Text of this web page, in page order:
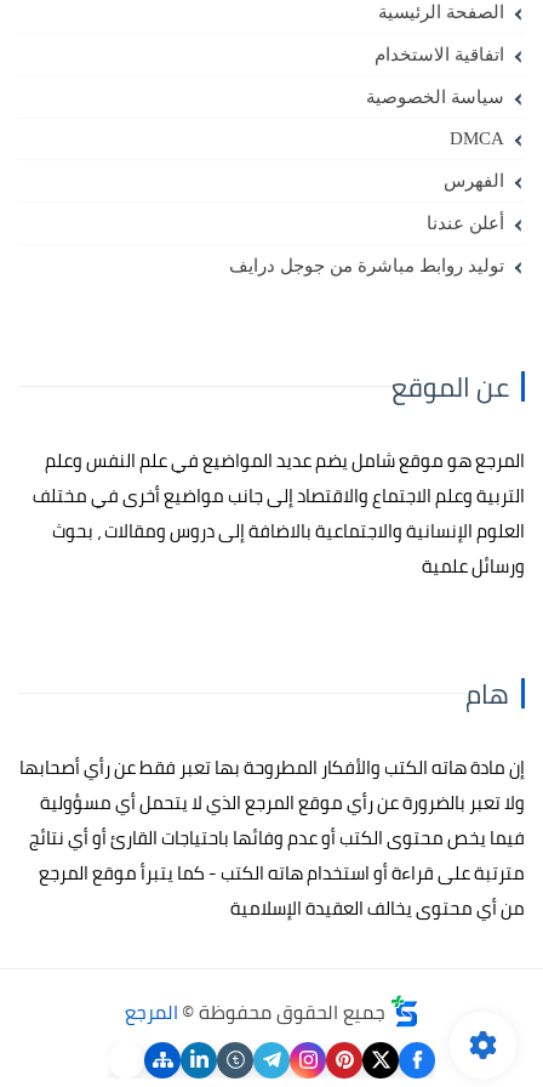
الصفحة الرئيسية
اتفاقية الاستخدام
سياسة الخصوصية
DMCA
الفهرس
أعلن عندنا
توليد روابط مباشرة من جوجل درايف
عن الموقع
المرجع هو موقع شامل يضم عديد المواضيع في علم النفس وعلم
التربية وعلم الاجتماع والاقتصاد إلى جانب مواضيع أخرى في مختلف
العلوم الإنسانية والاجتماعية بالاضافة إلى دروس ومقالات ، بحوث
ورسائل علمية
هام
إن مادة هاته الكتب والأفكار المطروحة بها تعبر فقط عن رأي أصحابها
ولا تعبر بالضرورة عن رأي موقع المرجع الذي لا يتحمل أي مسؤولية
فيما يخص محتوى الكتب أو عدم وفائها باحتياجات القارئ أو أي نتائج
مترتبة على قراءة أو استخدام هاته الكتب - كما يتبرأ موقع المرجع
من أي محتوى يخالف العقيدة الإسلامية
جميع الحقوق محفوظة ©المرجع